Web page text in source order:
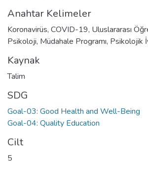
Anahtar Kelimeler
Koronavirüs, COVID-19, Uluslararası
Psikoloji, Müdahale Programı, Psikolojik
Kaynak
Talim
SDG
Goal-03: Good Health and Well-Being
Goal-04: Quality Education
Cilt
5